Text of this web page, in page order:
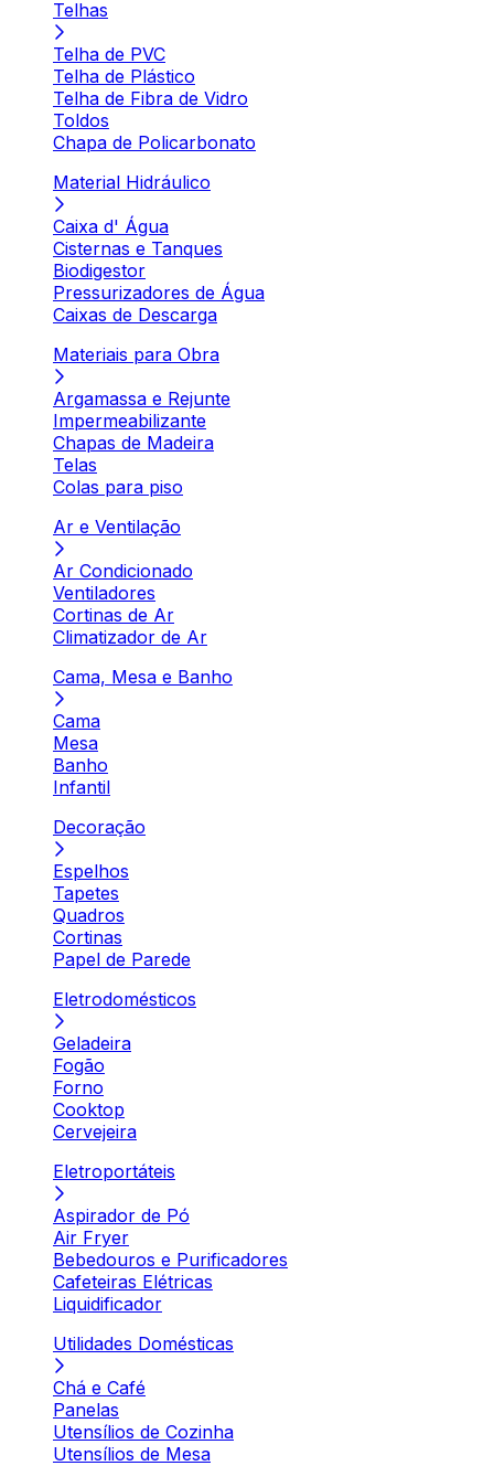
Telhas
Telha de PVC
Telha de Plástico
Telha de Fibra de Vidro
Toldos
Chapa de Policarbonato
Material Hidráulico
Caixa d' Água
Cisternas e Tanques
Biodigestor
Pressurizadores de Água
Caixas de Descarga
Materiais para Obra
Argamassa e Rejunte
Impermeabilizante
Chapas de Madeira
Telas
Colas para piso
Ar e Ventilação
Ar Condicionado
Ventiladores
Cortinas de Ar
Climatizador de Ar
Cama, Mesa e Banho
Cama
Mesa
Banho
Infantil
Decoração
Espelhos
Tapetes
Quadros
Cortinas
Papel de Parede
Eletrodomésticos
Geladeira
Fogão
Forno
Cooktop
Cervejeira
Eletroportáteis
Aspirador de Pó
Air Fryer
Bebedouros e Purificadores
Cafeteiras Elétricas
Liquidificador
Utilidades Domésticas
Chá e Café
Panelas
Utensílios de Cozinha
Utensílios de Mesa